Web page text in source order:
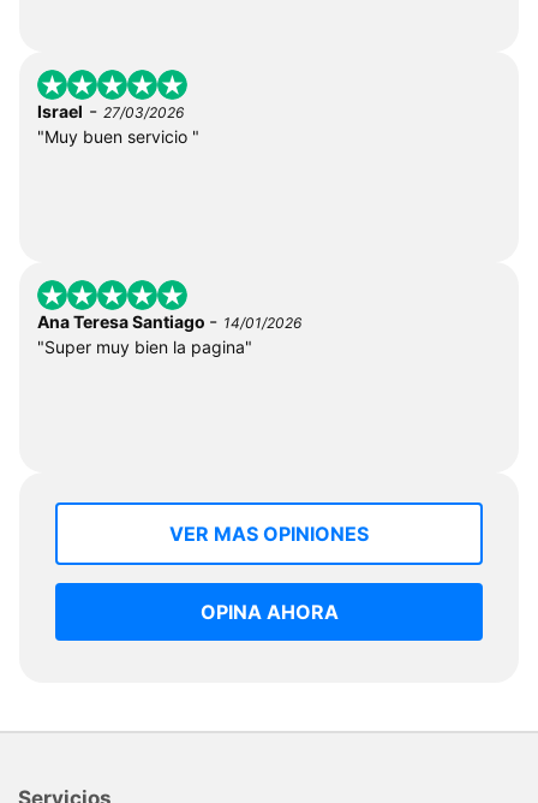
Israel - 27/03/2026
"Muy buen servicio "
Ana Teresa Santiago - 14/01/2026
"Super muy bien la pagina"
VER MAS OPINIONES
OPINA AHORA
Servicios